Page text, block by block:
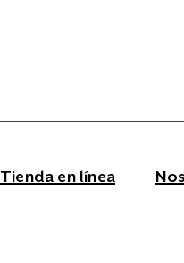
Tienda en línea